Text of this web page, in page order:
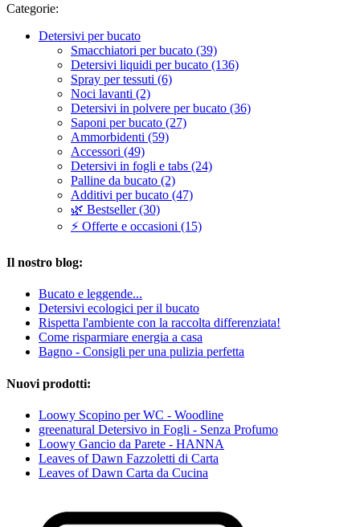
Categorie:
Detersivi per bucato
Smacchiatori per bucato (39)
Detersivi liquidi per bucato (136)
Spray per tessuti (6)
Noci lavanti (2)
Detersivi in polvere per bucato (36)
Saponi per bucato (27)
Ammorbidenti (59)
Accessori (49)
Detersivi in fogli e tabs (24)
Palline da bucato (2)
Additivi per bucato (47)
🌿 Bestseller (30)
⚡ Offerte e occasioni (15)
Il nostro blog:
Bucato e leggende...
Detersivi ecologici per il bucato
Rispetta l'ambiente con la raccolta differenziata!
Come risparmiare energia a casa
Bagno - Consigli per una pulizia perfetta
Nuovi prodotti:
Loowy Scopino per WC - Woodline
greenatural Detersivo in Fogli - Senza Profumo
Loowy Gancio da Parete - HANNA
Leaves of Dawn Fazzoletti di Carta
Leaves of Dawn Carta da Cucina